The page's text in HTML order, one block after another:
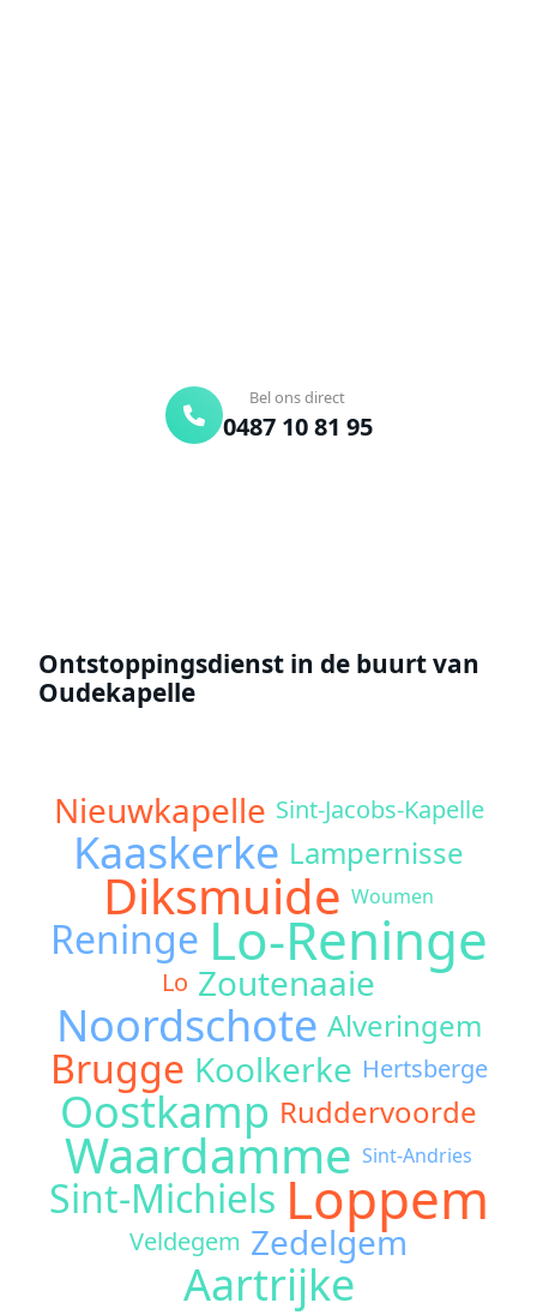
Bel ons direct
0487 10 81 95
Ontstoppingsdienst in de buurt van
Oudekapelle
Nieuwkapelle Sint-Jacobs-Kapelle
Kaaskerke Lampernisse
Diksmuide Woumen
Reninge Lo-Reninge
Lo Zoutenaaie
Noordschote Alveringem
Brugge Koolkerke Hertsberge
Oostkamp Ruddervoorde
Waardamme Sint-Andries
Sint-MichielsLoppem
Veldegem Zedelgem
Aartrijke